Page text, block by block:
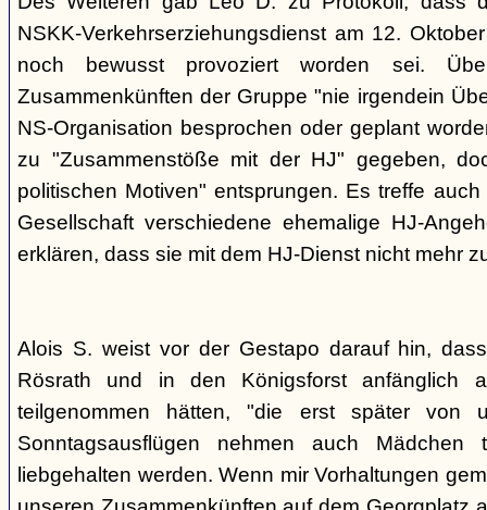
NSKK-Verkehrserziehungsdienst am 12.
noch bewusst provoziert worden sei.
Zusammenkünften der Gruppe "nie irgendein
NS-Organisation besprochen oder geplant
zu "Zusammenstöße mit der HJ" gegeben,
politischen Motiven" entsprungen. Es treffe
Gesellschaft verschiedene ehemalige HJ-
erklären, dass sie mit dem HJ-Dienst nicht mehr
Alois S. weist vor der Gestapo darauf hin,
Rösrath und in den Königsforst anfänglich
teilgenommen hätten, "die erst später von
Sonntagsausflügen nehmen auch
liebgehalten werden. Wenn mir Vorhaltungen